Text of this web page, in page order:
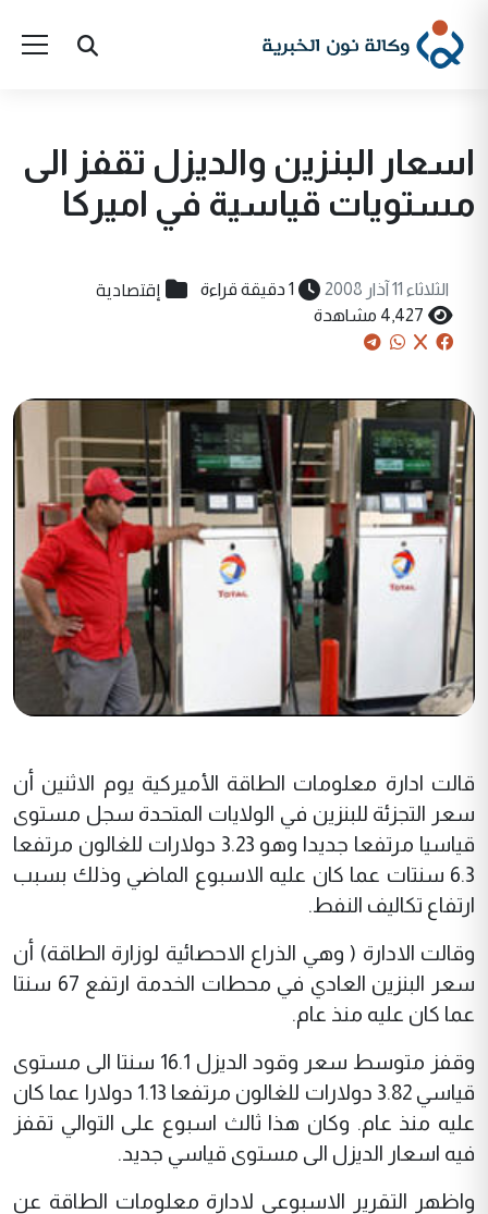
اسعار البنزين والديزل تقفز الى
مستويات قياسية في اميرکا
الثلاثاء 11 آذار 2008 1 دقيقة قراءة إقتصادية
4,427 مشاهدة
قالت ادارة معلومات الطاقة الأميرکية يوم الاثنين أن
سعر التجزئة للبنزين في الولايات المتحدة سجل مستوى
قياسيا مرتفعا جديدا وهو 3.23 دولارات للغالون مرتفعا
6.3 سنتات عما کان عليه الاسبوع الماضي وذلك بسبب
ارتفاع تکاليف النفط.
وقالت الادارة ( وهي الذراع الاحصائية لوزارة الطاقة) أن
سعر البنزين العادي في محطات الخدمة ارتفع 67 سنتا
عما کان عليه منذ عام.
وقفز متوسط سعر وقود الديزل 16.1 سنتا الى مستوى
قياسي 3.82 دولارات للغالون مرتفعا 1.13 دولارا عما کان
عليه منذ عام. وکان هذا ثالث اسبوع على التوالي تقفز
فيه اسعار الديزل الى مستوى قياسي جديد.
واظهر التقرير الاسبوعي لادارة معلومات الطاقة عن